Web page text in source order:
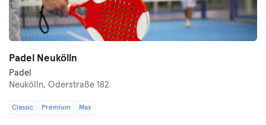
Padel Neukölln
Padel
Neukölln, Oderstraße 182
Classic Premium Max